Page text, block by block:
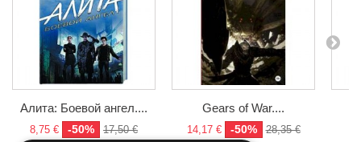
Алита: Боевой ангел....
8,75 € -50% 17,50 €
Gears of War....
14,17 € -50% 28,35 €